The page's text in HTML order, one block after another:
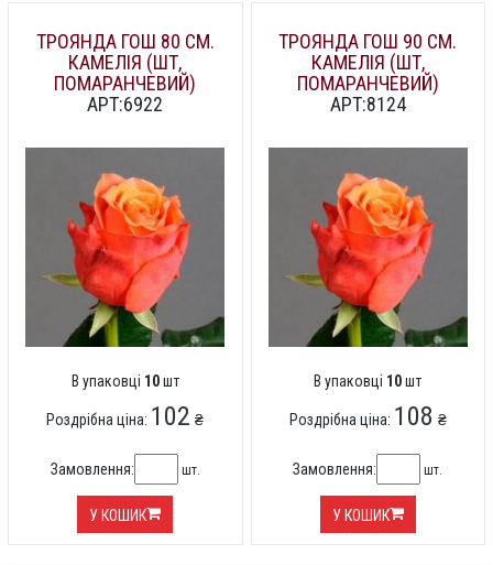
ТРОЯНДА ГОШ 80 СМ.
КАМЕЛІЯ (ШТ,
ПОМАРАНЧЕВИЙ)
АРТ:6922
В упаковці 10шт
Роздрібна ціна: 102 ₴
Замовлення: шт.
У КОШИК
ТРОЯНДА ГОШ 90 СМ.
КАМЕЛІЯ (ШТ,
ПОМАРАНЧЕВИЙ)
АРТ:8124
В упаковці 10шт
Роздрібна ціна: 108 ₴
Замовлення: шт.
У КОШИК